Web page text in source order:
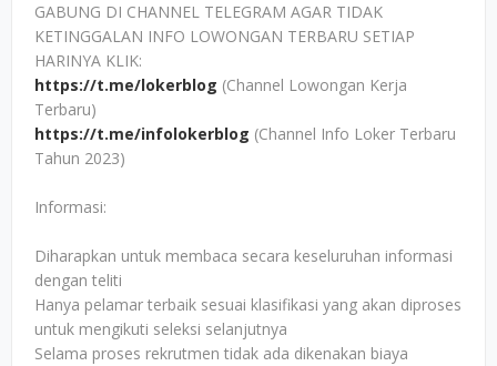
GABUNG DI CHANNEL TELEGRAM AGAR TIDAK
KETINGGALAN INFO LOWONGAN TERBARU SETIAP
HARINYA KLIK:
https://t.me/lokerblog (Channel Lowongan Kerja
Terbaru)
https://t.me/infolokerblog (Channel Info Loker Terbaru
Tahun 2023)
Informasi:
Diharapkan untuk membaca secara keseluruhan informasi
dengan teliti
Hanya pelamar terbaik sesuai klasifikasi yang akan diproses
untuk mengikuti seleksi selanjutnya
Selama proses rekrutmen tidak ada dikenakan biaya